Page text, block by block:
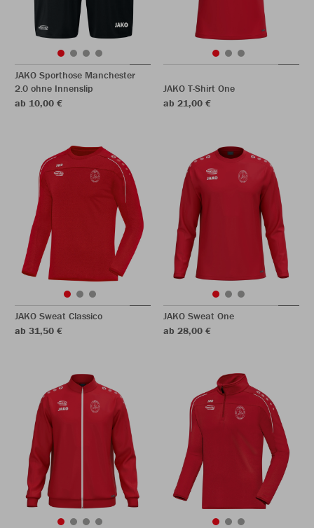
JAKO Sporthose Manchester
2.0 ohne Innenslip
ab 10,00 €
JAKO T-Shirt One
ab 21,00 €
JAKO Sweat Classico
ab 31,50 €
JAKO Sweat One
ab 28,00 €